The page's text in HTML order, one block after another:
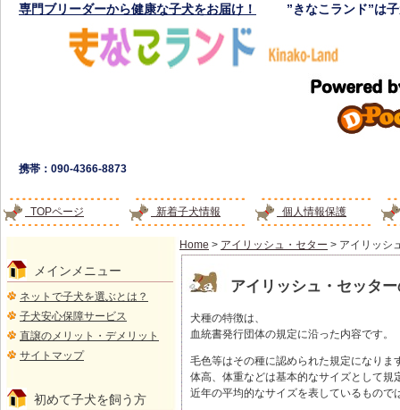
専門ブリーダーから健康な子犬をお届け！ ”きなこランド”は
携帯：090-4366-8873
TOPページ 新着子犬情報 個人情報保護
Home > アイリッシュ・セター > アイリッシ
アイリッシュ・セッタ
犬種の特徴は、
血統書発行団体の規定に沿った内容です。
毛色等はその種に認められた規定になりま
体高、体重などは基本的なサイズとして
近年の平均的なサイズを表しているもので
メインメニュー
ネットで子犬を選ぶとは？
子犬安心保障サービス
直譲のメリット・デメリット
サイトマップ
初めて子犬を飼う方